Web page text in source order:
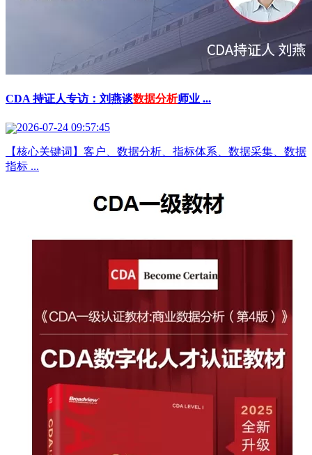
CDA 持证人专访：刘燕谈数据分析师业 ...
2026-07-24 09:57:45
【核心关键词】客户、数据分析、指标体系、数据采集、数据
指标 ...